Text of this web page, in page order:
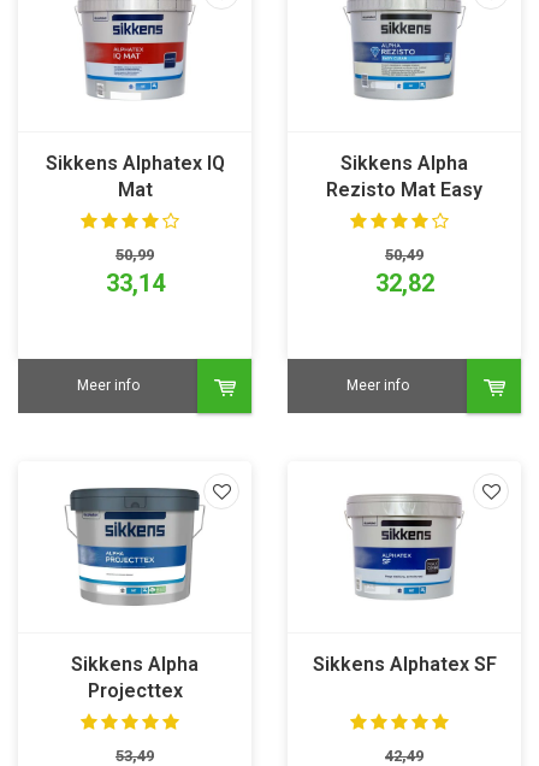
Sikkens Alphatex IQ
Mat
50,99
33,14
Meer info
Sikkens Alpha
Rezisto Mat Easy
Clean
50,49
32,82
Meer info
Sikkens Alpha
Projecttex
53,49
Sikkens Alphatex SF
42,49